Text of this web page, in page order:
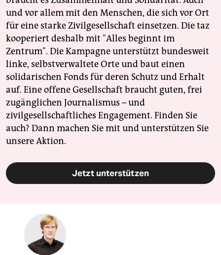
und vor allem mit den Menschen, die sich vor Ort
für eine starke Zivilgesellschaft einsetzen. Die taz
kooperiert deshalb mit "Alles beginnt im
Zentrum". Die Kampagne unterstützt bundesweit
linke, selbstverwaltete Orte und baut einen
solidarischen Fonds für deren Schutz und Erhalt
auf. Eine offene Gesellschaft braucht guten, frei
zugänglichen Journalismus – und
zivilgesellschaftliches Engagement. Finden Sie
auch? Dann machen Sie mit und unterstützen Sie
unsere Aktion.
Jetzt unterstützen